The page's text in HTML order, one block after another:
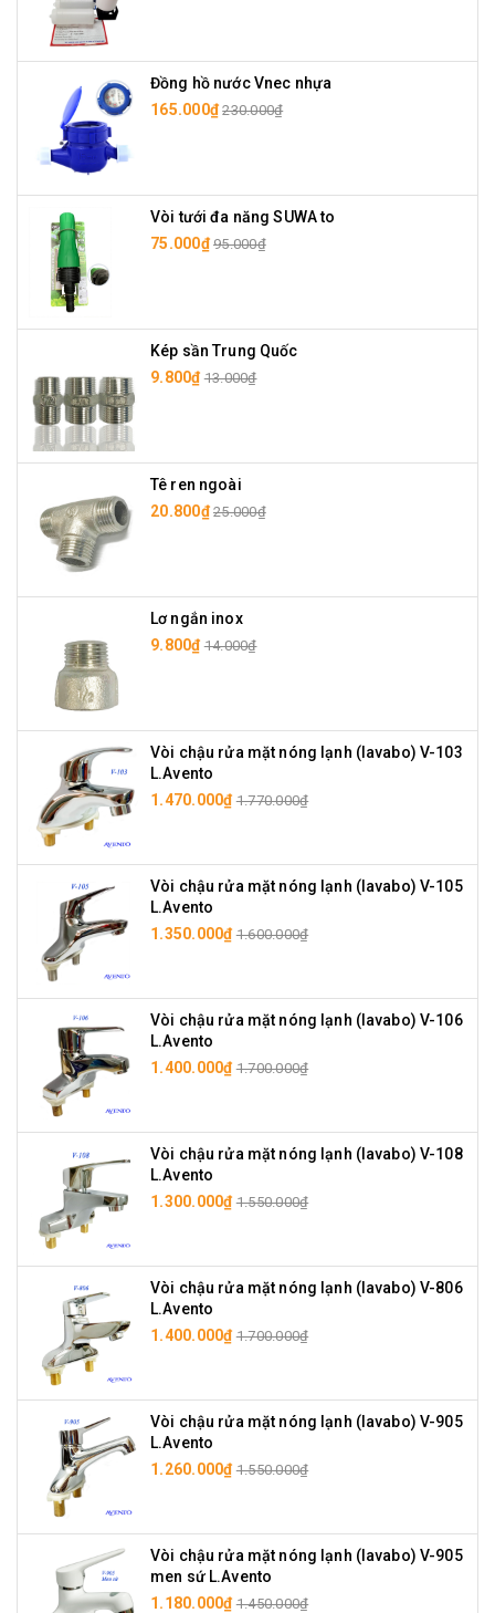
Đồng hồ nước Vnec nhựa
165.000₫ 230.000₫
Vòi tưới đa năng SUWA to
75.000₫ 95.000₫
Kép sần Trung Quốc
9.800₫ 13.000₫
Tê ren ngoài
20.800₫ 25.000₫
Lơ ngắn inox
9.800₫ 14.000₫
Vòi chậu rửa mặt nóng lạnh (lavabo) V-103
L.Avento
1.470.000₫ 1.770.000₫
Vòi chậu rửa mặt nóng lạnh (lavabo) V-105
L.Avento
1.350.000₫ 1.600.000₫
Vòi chậu rửa mặt nóng lạnh (lavabo) V-106
L.Avento
1.400.000₫ 1.700.000₫
Vòi chậu rửa mặt nóng lạnh (lavabo) V-108
L.Avento
1.300.000₫ 1.550.000₫
Vòi chậu rửa mặt nóng lạnh (lavabo) V-806
L.Avento
1.400.000₫ 1.700.000₫
Vòi chậu rửa mặt nóng lạnh (lavabo) V-905
L.Avento
1.260.000₫ 1.550.000₫
Vòi chậu rửa mặt nóng lạnh (lavabo) V-905
men sứ L.Avento
1.180.000₫ 1.450.000₫